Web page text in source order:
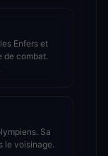
Enfers et
de combat.
Sa
le voisinage.